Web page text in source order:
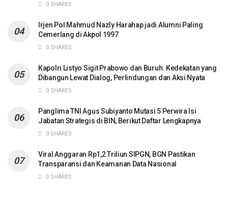
0 SHARES
Irjen Pol Mahmud Nazly Harahap jadi Alumni Paling
Cemerlang di Akpol 1997
0 SHARES
Kapolri Listyo Sigit Prabowo dan Buruh: Kedekatan yang
Dibangun Lewat Dialog, Perlindungan dan Aksi Nyata
0 SHARES
Panglima TNI Agus Subiyanto Mutasi 5 Perwira Isi
Jabatan Strategis di BIN, Berikut Daftar Lengkapnya
0 SHARES
Viral Anggaran Rp1,2 Triliun SIPGN, BGN Pastikan
Transparansi dan Keamanan Data Nasional
0 SHARES